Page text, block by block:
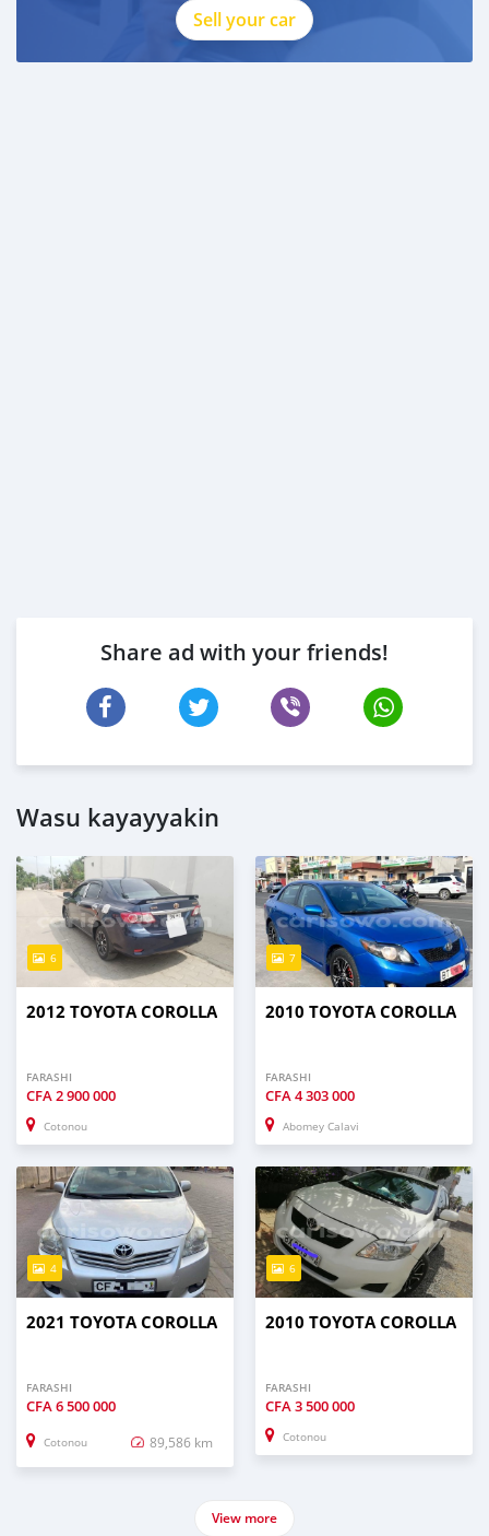
Sell your car
Share ad with your friends!
Wasu kayayyakin
6
2012 TOYOTA COROLLA
FARASHI
CFA2 900 000
Cotonou
7
2010 TOYOTA COROLLA
FARASHI
CFA4 303 000
Abomey Calavi
4
2021 TOYOTA COROLLA
FARASHI
CFA6 500 000
Cotonou 89,586 km
6
2010 TOYOTA COROLLA
FARASHI
CFA3 500 000
Cotonou
View more